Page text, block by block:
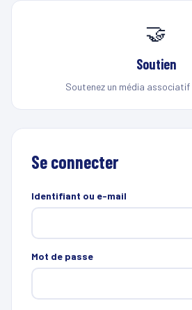
🤝
Soutien
Soutenez un média
Se connecter
Identifiant ou e-mail
Mot de passe